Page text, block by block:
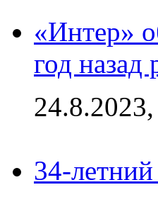
«Интер»
год назад
34-